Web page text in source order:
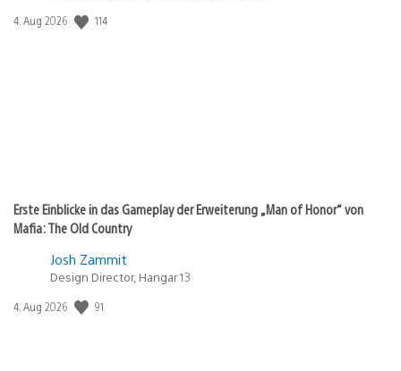
Veröffentlichungsdatum:
4. Aug 2026 114
Erste Einblicke in das Gameplay der Erweiterung „Man of Honor“ von
Mafia: The Old Country
Josh Zammit
Design Director, Hangar 13
Veröffentlichungsdatum:
4. Aug 2026 91